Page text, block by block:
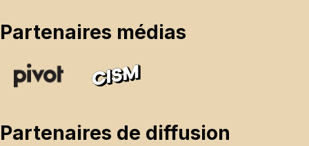
Partenaires médias
Partenaires de diffusion